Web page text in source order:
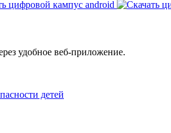
удобное веб‑приложение.
детей